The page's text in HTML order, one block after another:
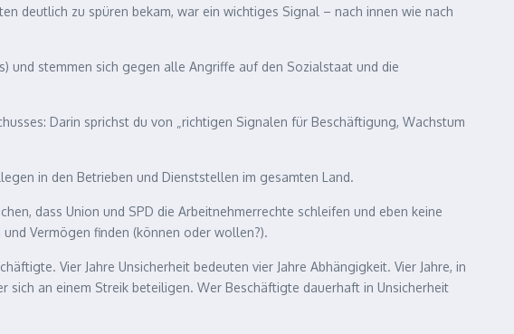
deutlich zu spüren bekam, war ein wichtiges Signal – nach innen wie nach
und stemmen sich gegen alle Angriffe auf den Sozialstaat und die
Darin sprichst du von „richtigen Signalen für Beschäftigung, Wachstum
in den Betrieben und Dienststellen im gesamten Land.
dass Union und SPD die Arbeitnehmerrechte schleifen und eben keine
Vermögen finden (können oder wollen?).
Vier Jahre Unsicherheit bedeuten vier Jahre Abhängigkeit. Vier Jahre, in
an einem Streik beteiligen. Wer Beschäftigte dauerhaft in Unsicherheit